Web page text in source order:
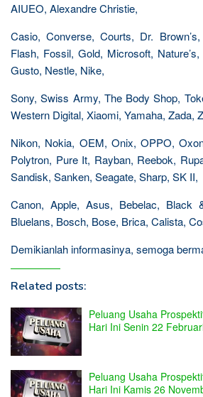
AIUEO, Alexandre Christie,
Casio, Converse, Courts, Dr.
Flash, Fossil, Gold, Microsoft,
Gusto, Nestle, Nike,
Sony, Swiss Army, The Body Shop,
Western Digital, Xiaomi, Yamaha, Zada,
Nikon, Nokia, OEM, Onix, OPPO,
Polytron, Pure It, Rayban, Reebok,
Sandisk, Sanken, Seagate, Sharp, SK II,
Canon, Apple, Asus, Bebelac, Black
Bluelans, Bosch, Bose, Brica, Calista,
Demikianlah informasinya, semoga
Related posts:
Peluang Usaha
Hari Ini Senin 22
Peluang Usaha
Hari Ini Kamis 26